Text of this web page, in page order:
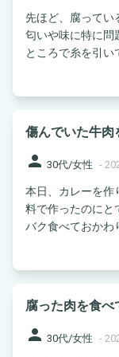
先ほど、腐ってい
匂いや味に特に問
ところで糸を引い
傷んでいた牛肉
person 30代/女性 -
本日、カレーを作
料で作ったのにと
バク食べておかわ
腐った肉を食べ
person 30代/女性 -